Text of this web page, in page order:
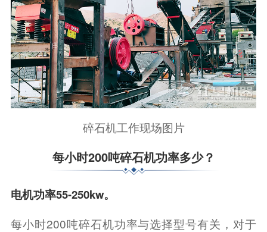
碎石机工作现场图片
每小时200吨碎石机功率多少？
电机功率55-250kw。
每小时200吨碎石机功率与选择型号有关，对于